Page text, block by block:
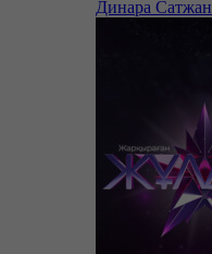
Динара Сатжан